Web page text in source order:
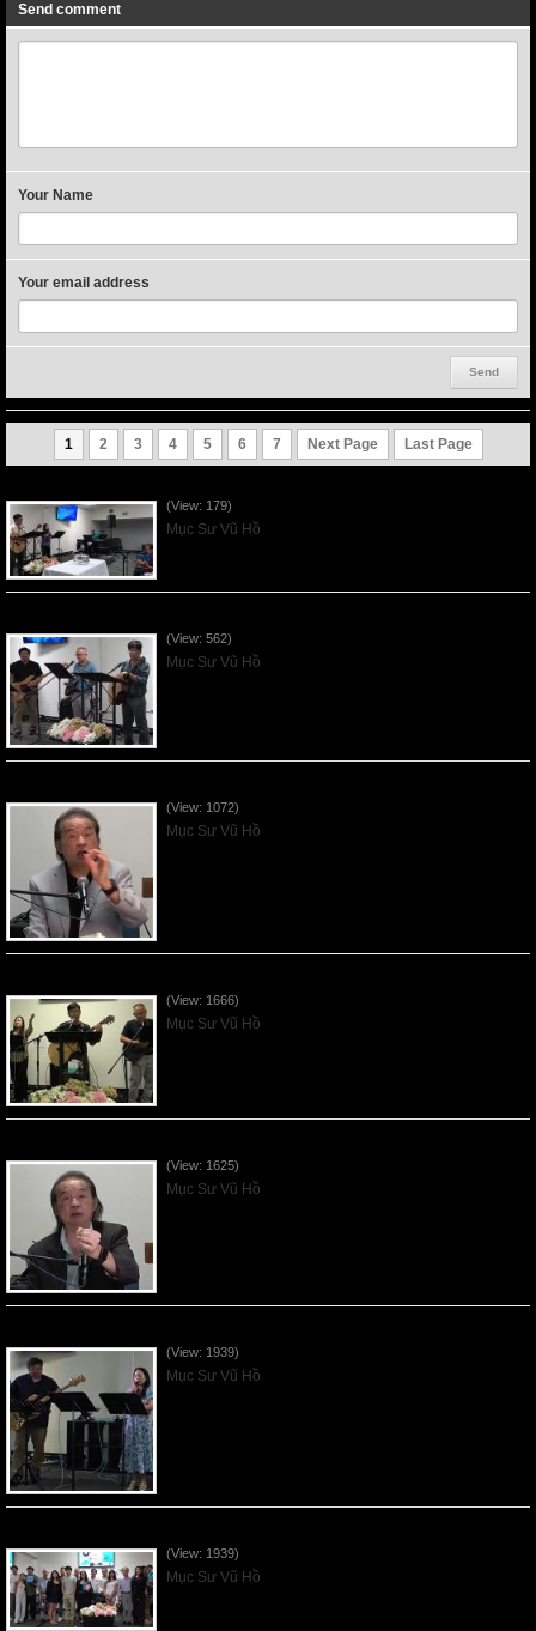
Send comment
Your Name
Your email address
1 2 3 4 5 6 7 Next Page Last Page
(View: 179)
Mục Sư Vũ Hồ
(View: 562)
Mục Sư Vũ Hồ
(View: 1072)
Mục Sư Vũ Hồ
(View: 1666)
Mục Sư Vũ Hồ
(View: 1625)
Mục Sư Vũ Hồ
(View: 1939)
Mục Sư Vũ Hồ
(View: 1939)
Mục Sư Vũ Hồ